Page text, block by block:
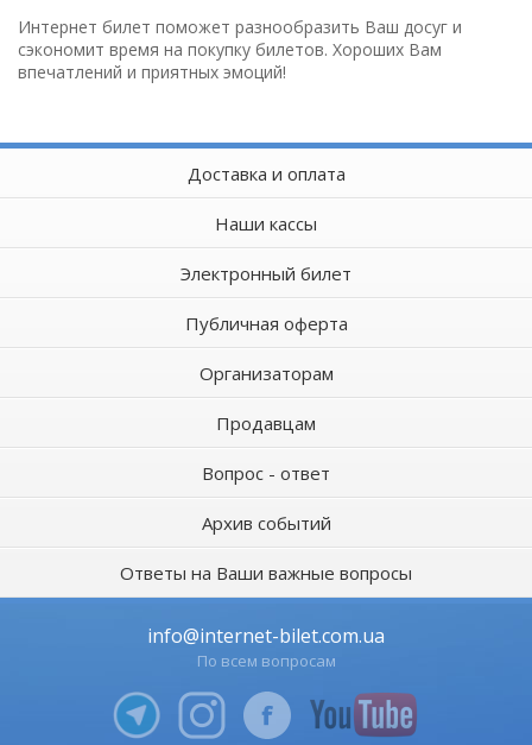
Интернет билет поможет разнообразить Ваш досуг и
сэкономит время на покупку билетов. Хороших Вам
впечатлений и приятных эмоций!
Доставка и оплата
Наши кассы
Электронный билет
Публичная оферта
Организаторам
Продавцам
Вопрос - ответ
Архив событий
Ответы на Ваши важные вопросы
info@internet-bilet.com.ua
По всем вопросам